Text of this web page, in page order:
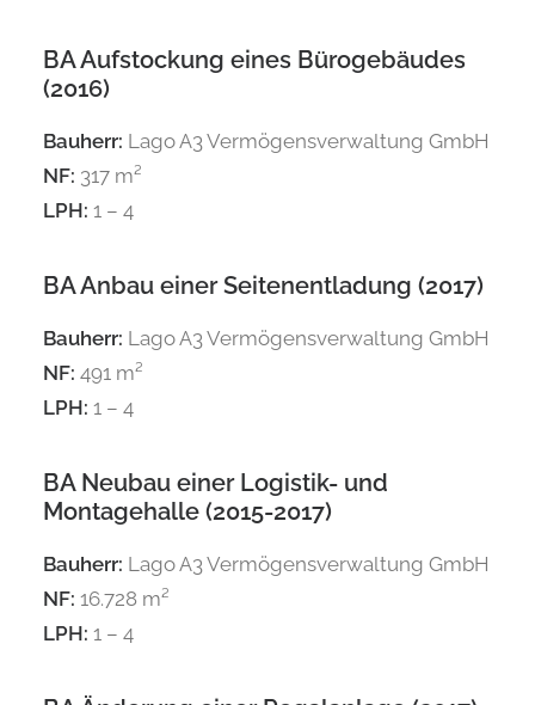
BA Aufstockung eines Bürogebäudes
(2016)
Bauherr: Lago A3 Vermögensverwaltung GmbH
NF: 317 m²
LPH: 1 – 4
BA Anbau einer Seitenentladung (2017)
Bauherr: Lago A3 Vermögensverwaltung GmbH
NF: 491 m²
LPH: 1 – 4
BA Neubau einer Logistik- und
Montagehalle (2015-2017)
Bauherr: Lago A3 Vermögensverwaltung GmbH
NF: 16.728 m²
LPH: 1 – 4